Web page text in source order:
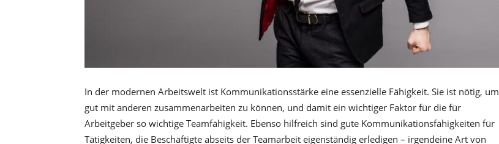
In der modernen Arbeitswelt ist Kommunikationsstärke eine essenzielle Fähigkeit. Sie ist nötig, um
gut mit anderen zusammenarbeiten zu können, und damit ein wichtiger Faktor für die für
Arbeitgeber so wichtige Teamfähigkeit. Ebenso hilfreich sind gute Kommunikationsfähigkeiten für
Tätigkeiten, die Beschäftigte abseits der Teamarbeit eigenständig erledigen – irgendeine Art von